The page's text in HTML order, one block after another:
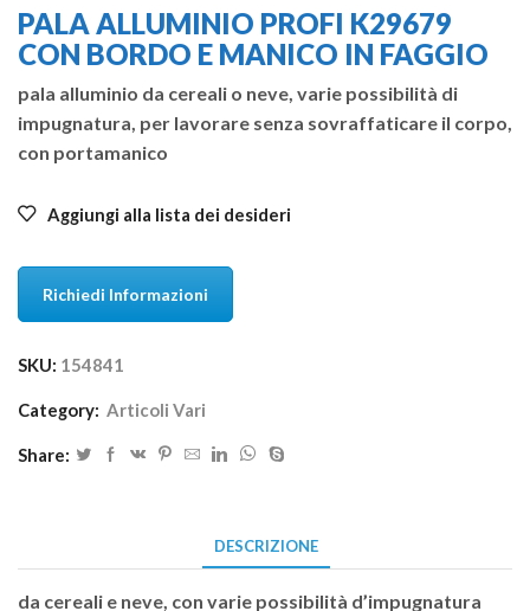
PALA ALLUMINIO PROFI K29679
CON BORDO E MANICO IN FAGGIO
pala alluminio da cereali o neve, varie possibilità di
impugnatura, per lavorare senza sovraffaticare il corpo,
con portamanico
Aggiungi alla lista dei desideri
Richiedi Informazioni
SKU: 154841
Category: Articoli Vari
Share:
DESCRIZIONE
da cereali e neve, con varie possibilità d’impugnatura